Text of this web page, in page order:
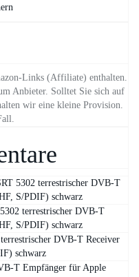
Links (Affiliate) enthalten.
Anbieter. Solltet Sie sich auf
wir eine kleine Provision.
5302 terrestrischer DVB-T
S/PDIF) schwarz
terrestrischer DVB-T
S/PDIF) schwarz
DVB-T Receiver
schwarz
T Empfänger für Apple